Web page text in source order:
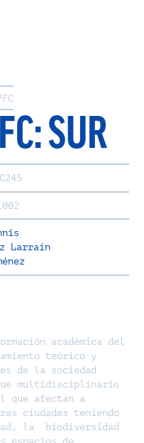
SUR
Larraín
académica del
teórico y
de la sociedad
multidisciplinario
que afectan a
ciudades teniendo
la biodiversidad